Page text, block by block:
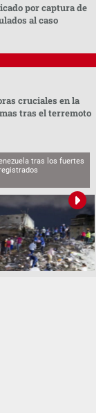
por captura de
al caso
cruciales en la
tras el terremoto
tras los fuertes